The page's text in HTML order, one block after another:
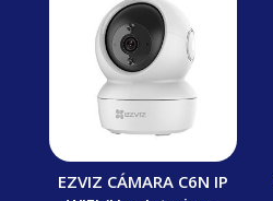
EZVIZ CÁMARA C6N IP